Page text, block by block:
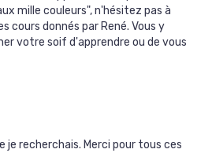
mille couleurs", n'hésitez pas à
cours donnés par René. Vous y
votre soif d'apprendre ou de vous
recherchais. Merci pour tous ces